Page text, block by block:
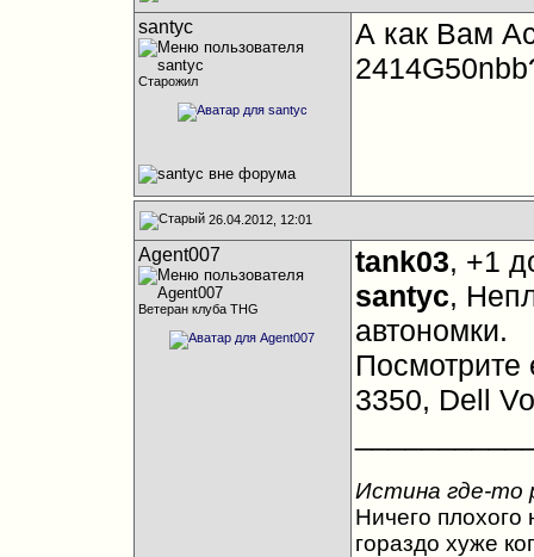
santyc
Старожил
А как Вам
26.04.2012, 12:01
Agent007
Ветеран клуба THG
tank03, +1
santyc,
автономки.
Посмотрите
3350, Dell
Истина где-то
Ничего плохого
гораздо хуже